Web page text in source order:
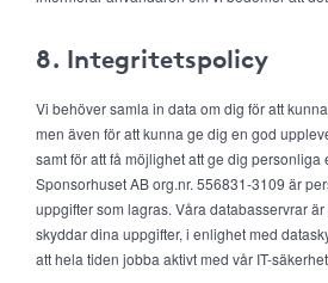
8. Integritetspolicy
Vi behöver samla in data om dig för att
men även för att kunna ge dig en god
samt för att få möjlighet att ge dig personliga
Sponsorhuset AB org.nr. 556831-3109 är
uppgifter som lagras. Våra databasservrar
skyddar dina uppgifter, i enlighet med
att hela tiden jobba aktivt med vår IT-